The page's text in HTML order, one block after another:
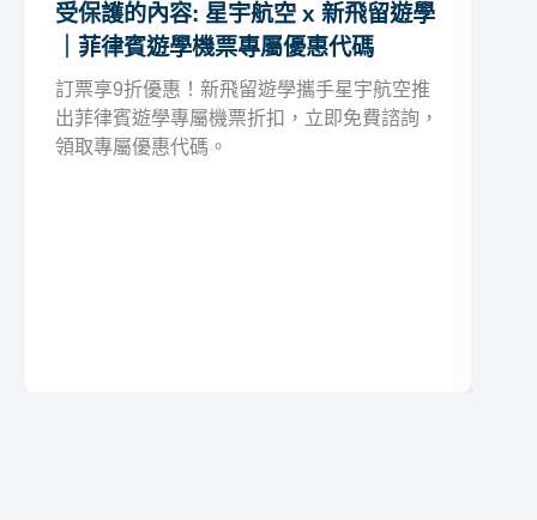
受保護的內容: 星宇航空 x 新飛留遊學
｜菲律賓遊學機票專屬優惠代碼
訂票享9折優惠！新飛留遊學攜手星宇航空推
出菲律賓遊學專屬機票折扣，立即免費諮詢，
領取專屬優惠代碼。